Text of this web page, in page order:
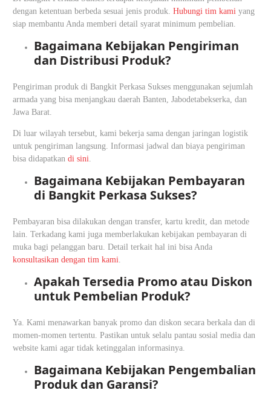
dengan ketentuan berbeda sesuai jenis produk. Hubungi tim kami yang
siap membantu Anda memberi detail syarat minimum pembelian.
Bagaimana Kebijakan Pengiriman
dan Distribusi Produk?
Pengiriman produk di Bangkit Perkasa Sukses menggunakan sejumlah
armada yang bisa menjangkau daerah Banten, Jabodetabekserka, dan
Jawa Barat.
Di luar wilayah tersebut, kami bekerja sama dengan jaringan logistik
untuk pengiriman langsung. Informasi jadwal dan biaya pengiriman
bisa didapatkan di sini
Bagaimana Kebijakan Pembayaran
di Bangkit Perkasa Sukses?
Pembayaran bisa dilakukan dengan transfer, kartu kredit, dan metode
lain. Terkadang kami juga memberlakukan kebijakan pembayaran di
muka bagi pelanggan baru. Detail terkait hal ini bisa Anda
konsultasikan dengan tim kami
Apakah Tersedia Promo atau Diskon
untuk Pembelian Produk?
Ya. Kami menawarkan banyak promo dan diskon secara berkala dan di
momen-momen tertentu. Pastikan untuk selalu pantau sosial media dan
website kami agar tidak ketinggalan informasinya.
Bagaimana Kebijakan Pengembalian
Produk dan Garansi?